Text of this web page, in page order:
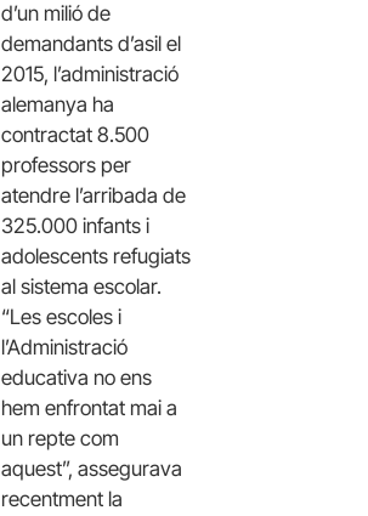
d’un milió de
demandants d’asil el
2015, l’administració
alemanya ha
contractat 8.500
professors per
atendre l’arribada de
325.000 infants i
adolescents refugiats
al sistema escolar.
“Les escoles i
l’Administració
educativa no ens
hem enfrontat mai a
un repte com
aquest”, assegurava
recentment la